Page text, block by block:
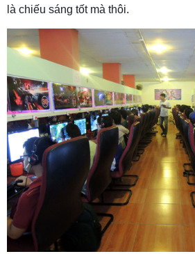
là chiếu sáng tốt mà thôi.